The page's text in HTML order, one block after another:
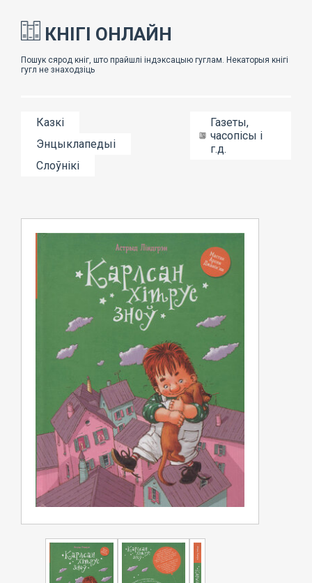
КНІГІ ОНЛАЙН
Казкі
Энцыклапедыі
Слоўнікі
Газеты,
часопісы і
г.д.